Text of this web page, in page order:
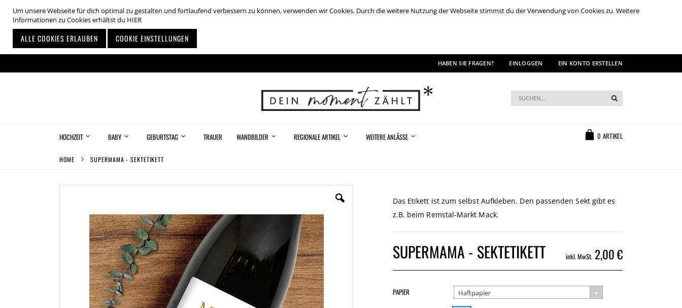
Um unsere Webseite für dich optimal zu gestalten und fortlaufend verbessern zu können, verwenden wir Cookies. Durch die weitere Nutzung der Webseite stimmst du der Verwendung von Cookies zu. Weitere
Informationen zu Cookies erhältst du HIER
ALLE COOKIES ERLAUBEN COOKIE EINSTELLUNGEN
Inhalt
HABEN SIE FRAGEN? EINLOGGEN EIN KONTO ERSTELLEN
0 ARTIKEL
Suche
HOCHZEIT BABY GEBURTSTAG TRAUER WANDBILDER REGIONALE ARTIKEL WEITERE ANLÄSSE
HOME SUPERMAMA - SEKTETIKETT
Bildgalerie
Das Etikett ist zum selbst Aufkleben. Den passenden Sekt gibt es
z.B. beim Remstal-Markt Mack.
SUPERMAMA - SEKTETIKETT inkl. MwSt. 2,00 €
PAPIER Haftpapier